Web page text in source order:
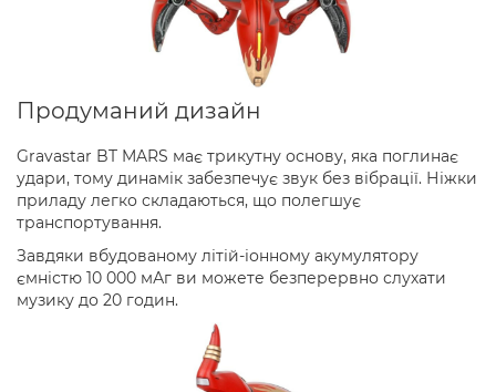
Продуманий дизайн
Gravastar BT MARS має трикутну основу, яка поглинає
удари, тому динамік забезпечує звук без вібрації. Ніжки
приладу легко складаються, що полегшує
транспортування.
Завдяки вбудованому літій-іонному акумулятору
ємністю 10 000 мАг ви можете безперервно слухати
музику до 20 годин.